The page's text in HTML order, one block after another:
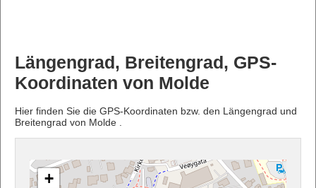
Längengrad, Breitengrad, GPS-
Koordinaten von Molde
Hier finden Sie die GPS-Koordinaten bzw. den Längengrad und
Breitengrad von Molde .
+